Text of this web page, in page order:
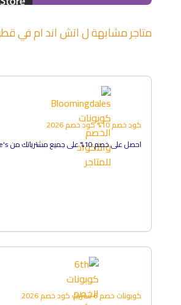
متاجر مشابهة لاتش اند امفي
كود خصم 10% كود خصم2026
احصل على خصم 10% على جميع مشترياتك من Bloomingdale's.
كوبونات خصم 6 ستريت كود خصم2026